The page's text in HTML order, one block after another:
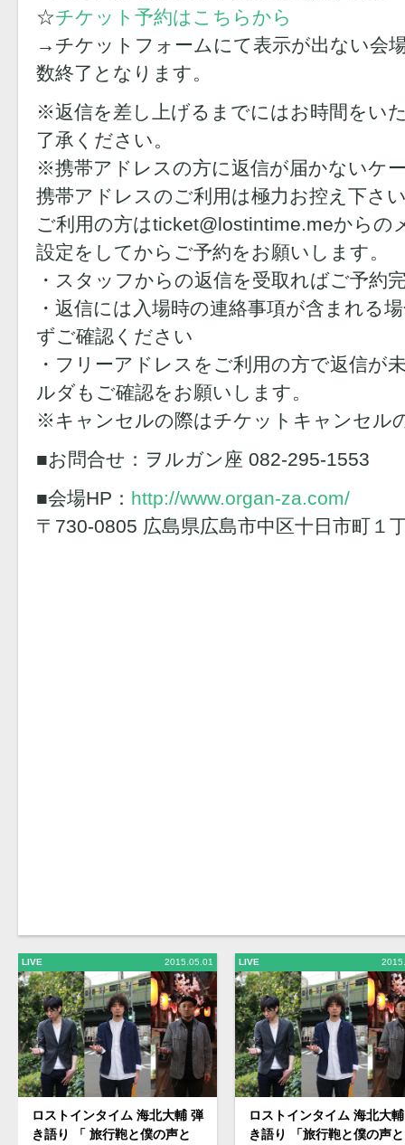
☆チケット予約はこちらから
→チケットフォームにて表示が出ない会
数終了となります。
※返信を差し上げるまでにはお時間をい
了承ください。
※携帯アドレスの方に返信が届かないケ
携帯アドレスのご利用は極力お控え下さ
ご利用の方はticket@lostintime.meからの
設定をしてからご予約をお願いします。
・スタッフからの返信を受取ればご予約
・返信には入場時の連絡事項が含まれる
ずご確認ください
・フリーアドレスをご利用の方で返信が
ルダもご確認をお願いします。
※キャンセルの際はチケットキャンセル
■お問合せ：ヲルガン座 082-295-1553
■会場HP： http://www.organ-za.com/
〒730-0805 広島県広島市中区十日市町１
LIVE 2015.05.01
ロストインタイム 海北大輔 弾
き語り 「 旅行鞄と僕の声と
LIVE
ロストインタイム 海北大
き語り 「旅行鞄と僕の声と